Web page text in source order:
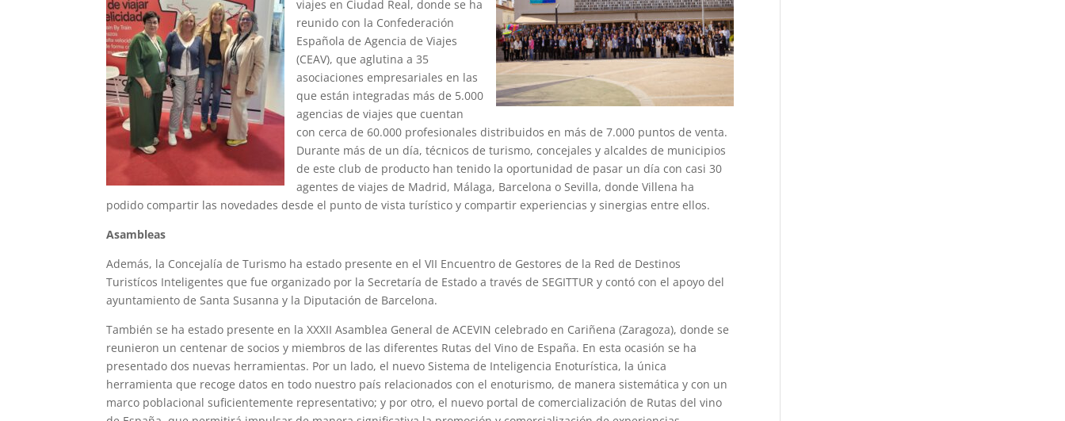
viajes en Ciudad Real, donde se ha
reunido con la Confederación
Española de Agencia de Viajes
(CEAV), que aglutina a 35
asociaciones empresariales en las
que están integradas más de 5.000
agencias de viajes que cuentan
con cerca de 60.000 profesionales distribuidos en más de 7.000 puntos de venta.
Durante más de un día, técnicos de turismo, concejales y alcaldes de municipios
de este club de producto han tenido la oportunidad de pasar un día con casi 30
agentes de viajes de Madrid, Málaga, Barcelona o Sevilla, donde Villena ha
podido compartir las novedades desde el punto de vista turístico y compartir experiencias y sinergias entre ellos.
Asambleas
Además, la Concejalía de Turismo ha estado presente en el VII Encuentro de Gestores de la Red de Destinos
Turistícos Inteligentes que fue organizado por la Secretaría de Estado a través de SEGITTUR y contó con el apoyo del
ayuntamiento de Santa Susanna y la Diputación de Barcelona.
También se ha estado presente en la XXXII Asamblea General de ACEVIN celebrado en Cariñena (Zaragoza), donde se
reunieron un centenar de socios y miembros de las diferentes Rutas del Vino de España. En esta ocasión se ha
presentado dos nuevas herramientas. Por un lado, el nuevo Sistema de Inteligencia Enoturística, la única
herramienta que recoge datos en todo nuestro país relacionados con el enoturismo, de manera sistemática y con un
marco poblacional suficientemente representativo; y por otro, el nuevo portal de comercialización de Rutas del vino